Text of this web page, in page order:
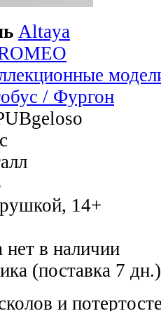
Altaya
/ Фургон
14+
нет в наличии
(поставка 7
и